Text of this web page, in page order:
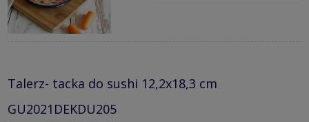
Talerz- tacka do sushi 12,2x18,3 cm
GU2021DEKDU205